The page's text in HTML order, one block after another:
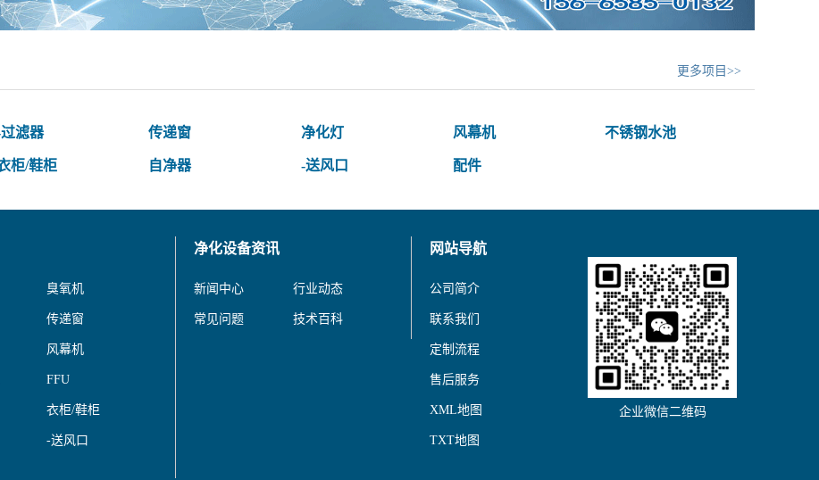
更多项目>>
滤器 传递窗 净化灯 风幕机 不锈钢水池
柜/鞋柜 自净器 -送风口 配件
臭氧机
传递窗
风幕机
FFU
衣柜/鞋柜
-送风口
净化设备资讯
新闻中心 行业动态
常见问题 技术百科
网站导航
公司简介
联系我们
定制流程
售后服务
XML地图
TXT地图
企业微信二维码